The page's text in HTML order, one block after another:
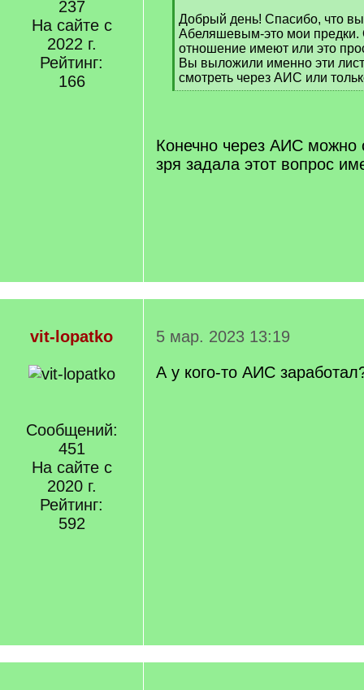
237
На сайте с
2022 г.
Рейтинг:
166
Добрый день! Спасибо, что
Абеляшевым-это мои предки.
отношение имеют или это
Вы выложили именно эти
смотреть через АИС или
[
Конечно через АИС можно
зря задала этот вопрос
vit-lopatko
Сообщений:
451
На сайте с
2020 г.
Рейтинг:
592
5 мар. 2023 13:19
А у кого-то АИС